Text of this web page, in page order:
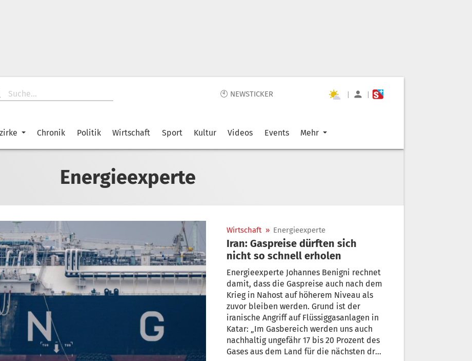
🕙 NEWSTICKER | |
Chronik Politik Wirtschaft Sport Kultur Videos Events Mehr
Energieexperte
Wirtschaft » Energieexperte
Iran: Gaspreise dürften sich
nicht so schnell erholen
Energieexperte Johannes Benigni rechnet
damit, dass die Gaspreise auch nach dem
Krieg in Nahost auf höherem Niveau als
zuvor bleiben werden. Grund ist der
iranische Angriff auf Flüssiggasanlagen in
Katar: „Im Gasbereich werden uns auch
nachhaltig ungefähr 17 bis 20 Prozent des
Gases aus dem Land für die nächsten drei